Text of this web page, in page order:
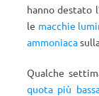
hanno destato
le macchie
ammoniaca
Qualche
quota più